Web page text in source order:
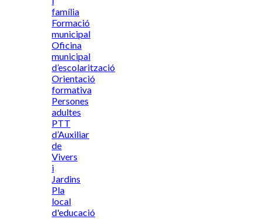
família
Formació
municipal
Oficina
municipal
d’escolarització
Orientació
formativa
Persones
adultes
PTT
d’Auxiliar
de
Vivers
i
Jardins
Pla
local
d'educació